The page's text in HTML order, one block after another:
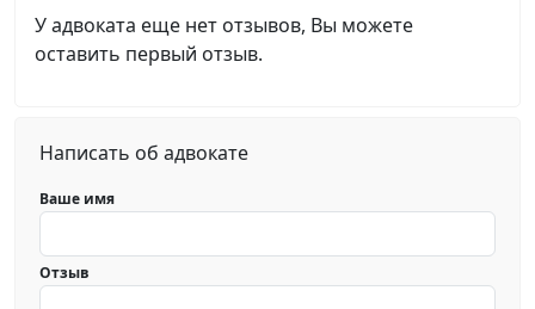
У адвоката еще нет отзывов, Вы можете
оставить первый отзыв.
Написать об адвокате
Ваше имя
Отзыв